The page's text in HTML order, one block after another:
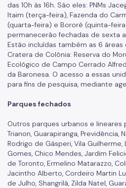
das 10h às 16h. São eles: PNMs
Itaim (terça-feira), Fazenda do
(quarta-feira) e Bororé (quinta-
permanecerão fechadas de sexta
Estão incluídas também as 6 áreas
Cratera de Colônia: Reserva do
Ecológico de Campo Cerrado
da Baronesa. O acesso a essas
para fins de pesquisa, mediante
Parques fechados
Outros parques urbanos e lineares
Trianon, Guarapiranga, Previdência,
Rodrigo de Gásperi, Vila Guilherme,
Gomes, Chico Mendes, Jardim
de Toronto, Ermelino Matarazzo,
Jacintho Alberto, Cordeiro Martin
de Julho, Shangrilá, Zilda Natel,